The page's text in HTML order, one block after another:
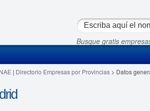
Busque gratis
| Directorio Empresas por Provincias> Datos